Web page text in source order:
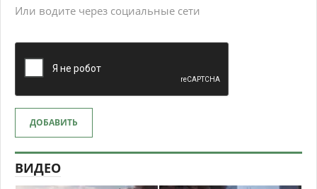
Или водите через социальные сети
ДОБАВИТЬ
ВИДЕО